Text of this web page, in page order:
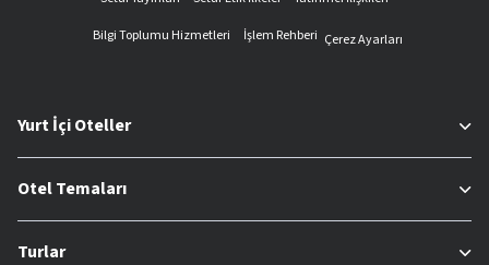
Bilgi Toplumu Hizmetleri
İşlem Rehberi Çerez Ayarları
Yurt İçi Oteller
Otel Temaları
Turlar